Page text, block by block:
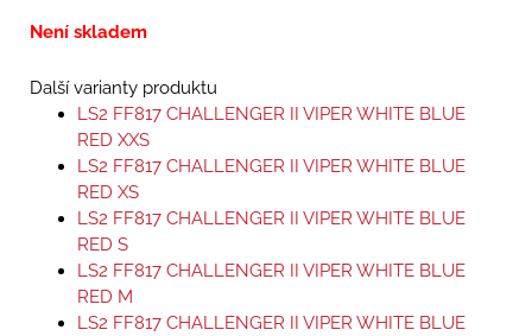
Není skladem
Další varianty produktu
LS2 FF817 CHALLENGER II VIPER WHITE BLUE
RED XXS
LS2 FF817 CHALLENGER II VIPER WHITE BLUE
RED XS
LS2 FF817 CHALLENGER II VIPER WHITE BLUE
RED S
LS2 FF817 CHALLENGER II VIPER WHITE BLUE
RED M
LS2 FF817 CHALLENGER II VIPER WHITE BLUE